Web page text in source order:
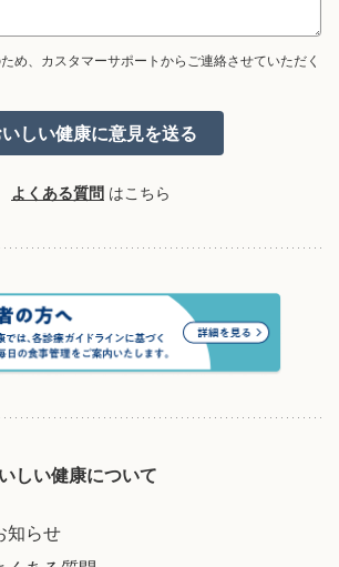
め、カスタマーサポートからご連絡させていただく
よくある質問 はこちら
しい健康について
知らせ